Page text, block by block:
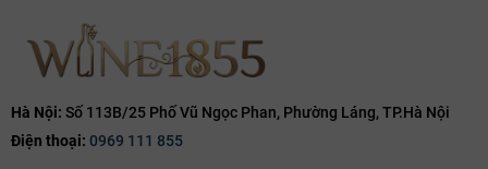
Hà Nội: Số 113B/25 Phố Vũ Ngọc Phan, Phường Láng, TP.Hà Nội
Điện thoại: 0969 111 855